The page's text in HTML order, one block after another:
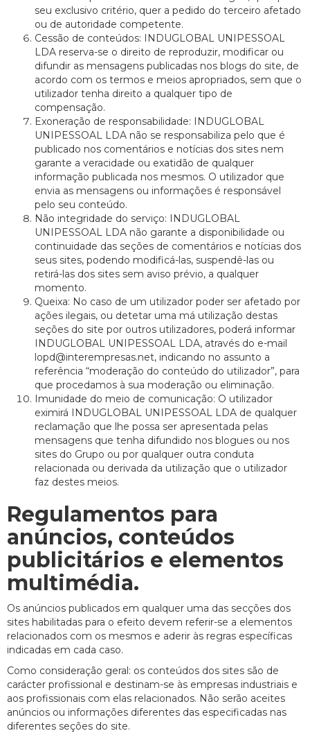
seu exclusivo critério, quer a pedido do terceiro afetado
ou de autoridade competente.
Cessão de conteúdos: INDUGLOBAL UNIPESSOAL
LDA reserva-se o direito de reproduzir, modificar ou
difundir as mensagens publicadas nos blogs do site, de
acordo com os termos e meios apropriados, sem que o
utilizador tenha direito a qualquer tipo de
compensação.
Exoneração de responsabilidade: INDUGLOBAL
UNIPESSOAL LDA não se responsabiliza pelo que é
publicado nos comentários e notícias dos sites nem
garante a veracidade ou exatidão de qualquer
informação publicada nos mesmos. O utilizador que
envia as mensagens ou informações é responsável
pelo seu conteúdo.
Não integridade do serviço: INDUGLOBAL
UNIPESSOAL LDA não garante a disponibilidade ou
continuidade das seções de comentários e notícias dos
seus sites, podendo modificá-las, suspendê-las ou
retirá-las dos sites sem aviso prévio, a qualquer
momento.
Queixa: No caso de um utilizador poder ser afetado por
ações ilegais, ou detetar uma má utilização destas
seções do site por outros utilizadores, poderá informar
INDUGLOBAL UNIPESSOAL LDA, através do e-mail
lopd@interempresas.net, indicando no assunto a
referência “moderação do conteúdo do utilizador”, para
que procedamos à sua moderação ou eliminação.
Imunidade do meio de comunicação: O utilizador
eximirá INDUGLOBAL UNIPESSOAL LDA de qualquer
reclamação que lhe possa ser apresentada pelas
mensagens que tenha difundido nos blogues ou nos
sites do Grupo ou por qualquer outra conduta
relacionada ou derivada da utilização que o utilizador
faz destes meios.
Regulamentos para
anúncios, conteúdos
publicitários e elementos
multimédia.
Os anúncios publicados em qualquer uma das secções dos
sites habilitadas para o efeito devem referir-se a elementos
relacionados com os mesmos e aderir às regras específicas
indicadas em cada caso.
Como consideração geral: os conteúdos dos sites são de
carácter profissional e destinam-se às empresas industriais e
aos profissionais com elas relacionados. Não serão aceites
anúncios ou informações diferentes das especificadas nas
diferentes seções do site.